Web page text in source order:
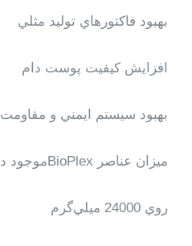
بهبود فاكتورهاي توليد مثلي
افزايش كيفيت پوست دام
بهبود سيستم ايمني و مقاومت
ميزان عناصر BioPlexموجود
روي 24000 ميلي‌گرم